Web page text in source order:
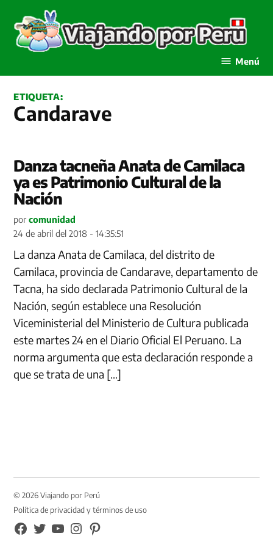
contenido
Menú
ETIQUETA:
Candarave
Danza tacneña Anata de Camilaca
ya es Patrimonio Cultural de la
Nación
por comunidad
24 de abril del 2018 - 14:35:51
La danza Anata de Camilaca, del distrito de
Camilaca, provincia de Candarave, departamento de
Tacna, ha sido declarada Patrimonio Cultural de la
Nación, según establece una Resolución
Viceministerial del Ministerio de Cultura publicada
este martes 24 en el Diario Oficial El Peruano. La
norma argumenta que esta declaración responde a
que se trata de una […]
© 2026 Viajando por Perú
Política de privacidad y términos de uso
FB
TW YouTubeInstagramPinterest